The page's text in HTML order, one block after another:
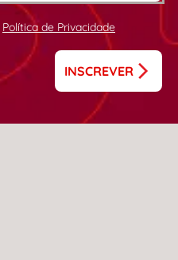
Política de Privacidade
INSCREVER